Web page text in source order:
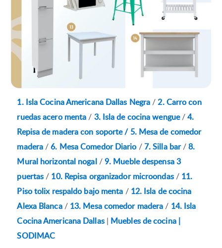
1. Isla Cocina Americana Dallas Negra /2. Carro con
ruedas acero menta / 3. Isla de cocina wengue/4.
Repisa de madera con soporte / 5. Mesa de comedor
madera /6. Mesa Comedor Diario/ 7. Silla bar/ 8.
Mural horizontal nogal
/ 9. Mueble despensa 3
puertas / 10. Repisa organizador microondas/ 11.
Piso tolix respaldo bajo menta / 12. Isla de cocina
Alexa Blanca/ 13. Mesa comedor madera / 14. Isla
Cocina Americana Dallas|
Muebles de cocina |
SODIMAC